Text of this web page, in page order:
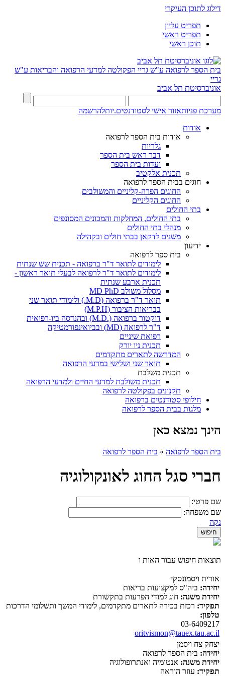
דילוג לתוכן העיקרי
תפריט עליון
תפריט ראשי
תוכן ראשי
בית הספר לרפואה ע"ש גריי הפקולטה למדעי הרפואה והבריאות ע"ש
גריי
אוניברסיטת תל אביב
מערכת פניותאזור אישי לסטודנטים.יותלהרשמה
אודות
אודות בית הספר לרפואה
גלריות
דבר ראש בית הספר
ועדות בית הספר
תכנית אלקטיב
חוגים בבית הספר לרפואה
החוגים הפרה-קליניים והמשולבים
החוגים הקליניים
בתי החולים
בתי החולים, המחלקות והמכונים המסונפים
מנהלי בתי החולים
משנים לדקאן בבתי חולים ובקהילה
ידיעון
בית ספר לרפואה
לימודים לתואר ד"ר ברפואה - תכנית שש שנתית
לימודים לתואר ד"ר לרפואה לבעלי תואר ראשון -
תכנית ארבע שנתית
מסלול משולב MD PhD
תואר ד"ר ברפואה (M.D.) ולימודי תואר שני
בבריאות הציבור (M.P.H)
דוקטור ברפואה (.M.D) ובהנדסה ביו-רפואית
ד"ר לרפואה (MD) ובביואינפורמטיקה
רפואת שיניים
תכנית ניו יורק
המדרשה לתארים מתקדמים
תואר שני ושלישי במדעי הרפואה
תכנית משלבת
תכנית משולבת למדעי החיים ולמדעי הרפואה
תקנונים בפקולטה לרפואה
חילופי סטודנטים ברפואה
מלגות בבית הספר לרפואה
הינך נמצא כאן
בית הספר לרפואה » בית הספר לרפואה
חברי סגל החוג לאונקולוגיה
שם פרטי:
שם משפחה:
נקה
תוצאות חיפוש עבור האות ו
אורית ויסמונסקי
יחידה: ביה"ס למקצועות בריאות
יחידת משנה: חוג למודי הפרעות בתקשורת
תפקיד: רכזת בכירה לתארים מתקדמים, לימודי המשך ותשלומי הדרכות
טלפון:
03-6409217
oritvismon@tauex.tau.ac.il
יצחק צח ויסמן
יחידה: בית הספר לרפואה
יחידת משנה: אנטומיה ואנתרופולוגיה
תפקיד: עוזר הוראה